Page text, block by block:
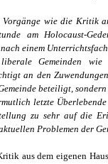
Vorgänge wie die Kritik
am Holocaust-
einem
Gemeinden
an den
beteiligt,
letzte
zu sehr auf die
Problemen der
aus dem eigenen